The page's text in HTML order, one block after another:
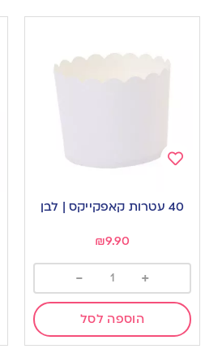
to
wishlist
40 עטרות קאפקייקס | לבן
₪9.90
+
-
הוספה לסל